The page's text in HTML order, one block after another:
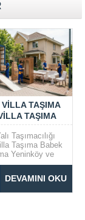
VILLA TAŞIMA
TAŞIMA
Taşımacılığı
Taşıma Babek
Yeninköy ve
semtlerde
dikkat ve
bir süreçtir.
DEVAMINI OKU